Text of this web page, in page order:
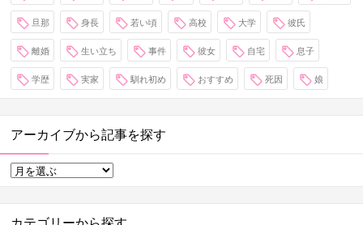
旦那 身長 若い頃 高校 大学 彼氏
離婚 生い立ち 事件 彼女 自宅 息子
学歴 実家 馴れ初め おすすめ 死因 娘
アーカイブから記事を探す